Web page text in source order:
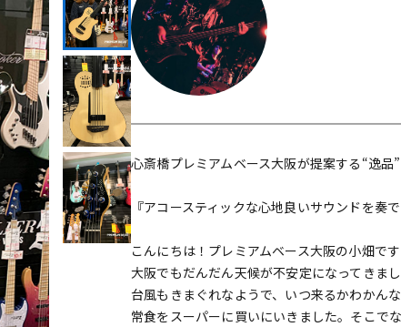
管楽器
DTM オンラ
イン納品 グ機器
心斎橋プレミアムベース大阪が提案する“逸品”
『アコースティックな心地良いサウンドを奏
こんにちは！プレミアムベース大阪の小畑です
大阪でもだんだん天候が不安定になってきま
台風もきまぐれなようで、いつ来るかわかん
常食をスーパーに買いにいきました。そこで